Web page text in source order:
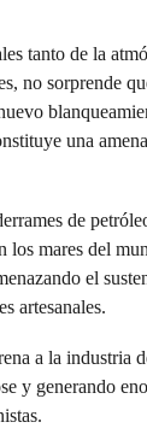
tanto de la
no sorprende
una
de
los mares del
el
artesanales.
a la industria
y generando